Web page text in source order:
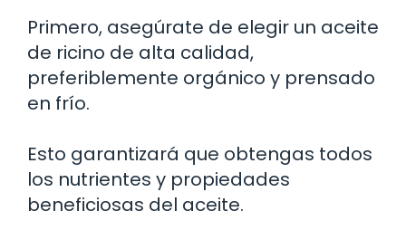
Primero, asegúrate de elegir un aceite
de ricino de alta calidad,
preferiblemente orgánico y prensado
en frío.
Esto garantizará que obtengas todos
los nutrientes y propiedades
beneficiosas del aceite.